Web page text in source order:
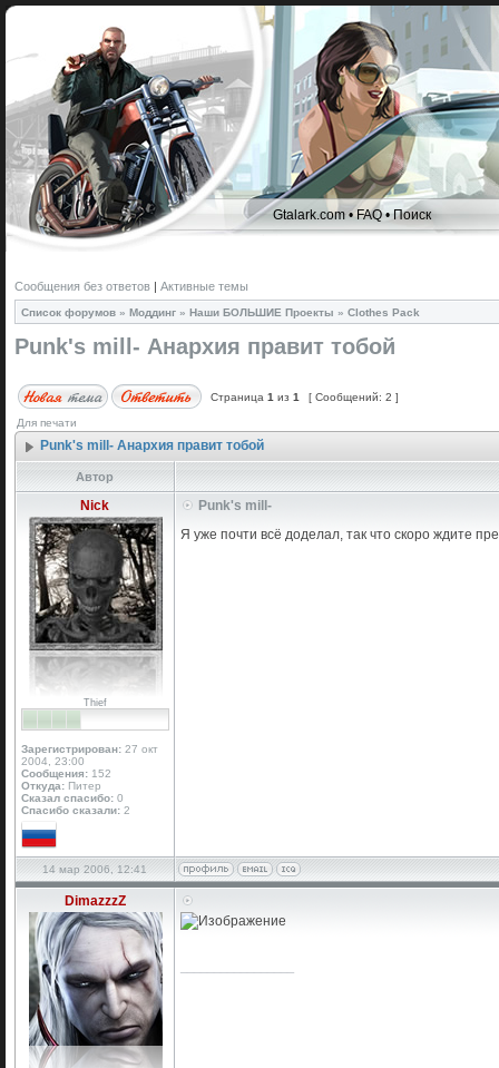
Gtalark.com •FAQ•Поиск
Сообщения без ответов | Активные темы
Список форумов » Моддинг » Наши БОЛЬШИЕ Проекты » Clothes Pack
Punk's mill- Анархия правит тобой
Страница 1 из 1 [ Сообщений: 2 ]
Для печати
Punk's mill- Анархия правит тобой
Автор
Nick
Thief
Зарегистрирован: 27 окт
2004, 23:00
Сообщения: 152
Откуда: Питер
Сказал спасибо: 0
Спасибо сказали: 2
Punk's mill-
Я уже почти всё доделал, так что скоро ждите
14 мар 2006, 12:41
DimazzzZ